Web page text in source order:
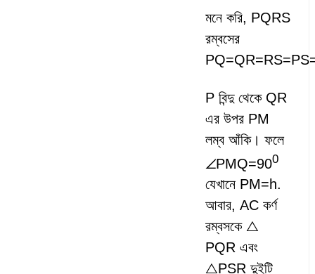
মনে করি, PQRS
রম্বসের
P বিন্দু থেকে QR
এর উপর PM
লম্ব আঁকি। ফলে
∠PMQ=900
যেখানে PM=h.
আবার, ‍AC কর্ণ
রম্বসকে △
PQR এবং
△PSR দুইটি